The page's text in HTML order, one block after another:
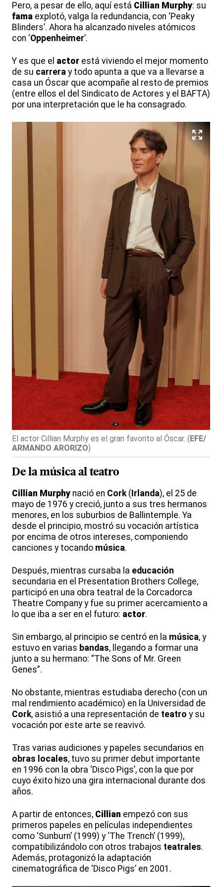
Pero, a pesar de ello, aquí está Cillian Murphy: su
fama explotó, valga la redundancia, con ‘Peaky
Blinders’. Ahora ha alcanzado niveles atómicos
con ‘Oppenheimer’.
Y es que el actor está viviendo el mejor momento
de su carrera y todo apunta a que va a llevarse a
casa un Óscar que acompañe al resto de premios
(entre ellos el del Sindicato de Actores y el BAFTA)
por una interpretación que le ha consagrado.
El actor Cillian Murphy es el gran favorito al Óscar. (EFE/
ARMANDO ARORIZO)
De lamúsicaal teatro
Cillian Murphy nació en Cork( Irlanda), el 25 de
mayo de 1976 y creció, junto a sus tres hermanos
menores, en los suburbios de Ballintemple. Ya
desde el principio, mostró su vocación artística
por encima de otros intereses, componiendo
canciones y tocando música.
Después, mientras cursaba la educación
secundaria en el Presentation Brothers College,
participó en una obra teatral de la Corcadorca
Theatre Company y fue su primer acercamiento a
lo que iba a ser en el futuro: actor.
Sin embargo, al principio se centró en la música, y
estuvo en varias bandas, llegando a formar una
junto a su hermano: “The Sons of Mr. Green
Genes”.
No obstante, mientras estudiaba derecho (con un
mal rendimiento académico) en la Universidad de
Cork, asistió a una representación de teatro y su
vocación por este arte se reavivó.
Tras varias audiciones y papeles secundarios en
obras locales, tuvo su primer debut importante
en 1996 con la obra ‘Disco Pigs’, con la que por
cuyo éxito hizo una gira internacional durante dos
años.
A partir de entonces, Cillian empezó con sus
primeros papeles en películas independientes
como ‘Sunburn’ (1999) y ‘The Trench’ (1999),
compatibilizándolo con otros trabajos teatrales.
Además, protagonizó la adaptación
cinematográfica de ‘Disco Pigs’ en 2001.